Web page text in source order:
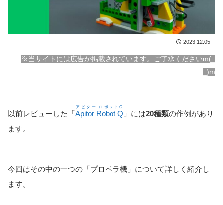
2023.12.05
※当サイトには広告が掲載されています。ご了承くださいm(_
_)m
以前レビューした「Apitor Robot Q
アピター ロボットQ
」には20種類の作例があり
ます。
今回はその中の一つの「プロペラ機」について詳しく紹介し
ます。